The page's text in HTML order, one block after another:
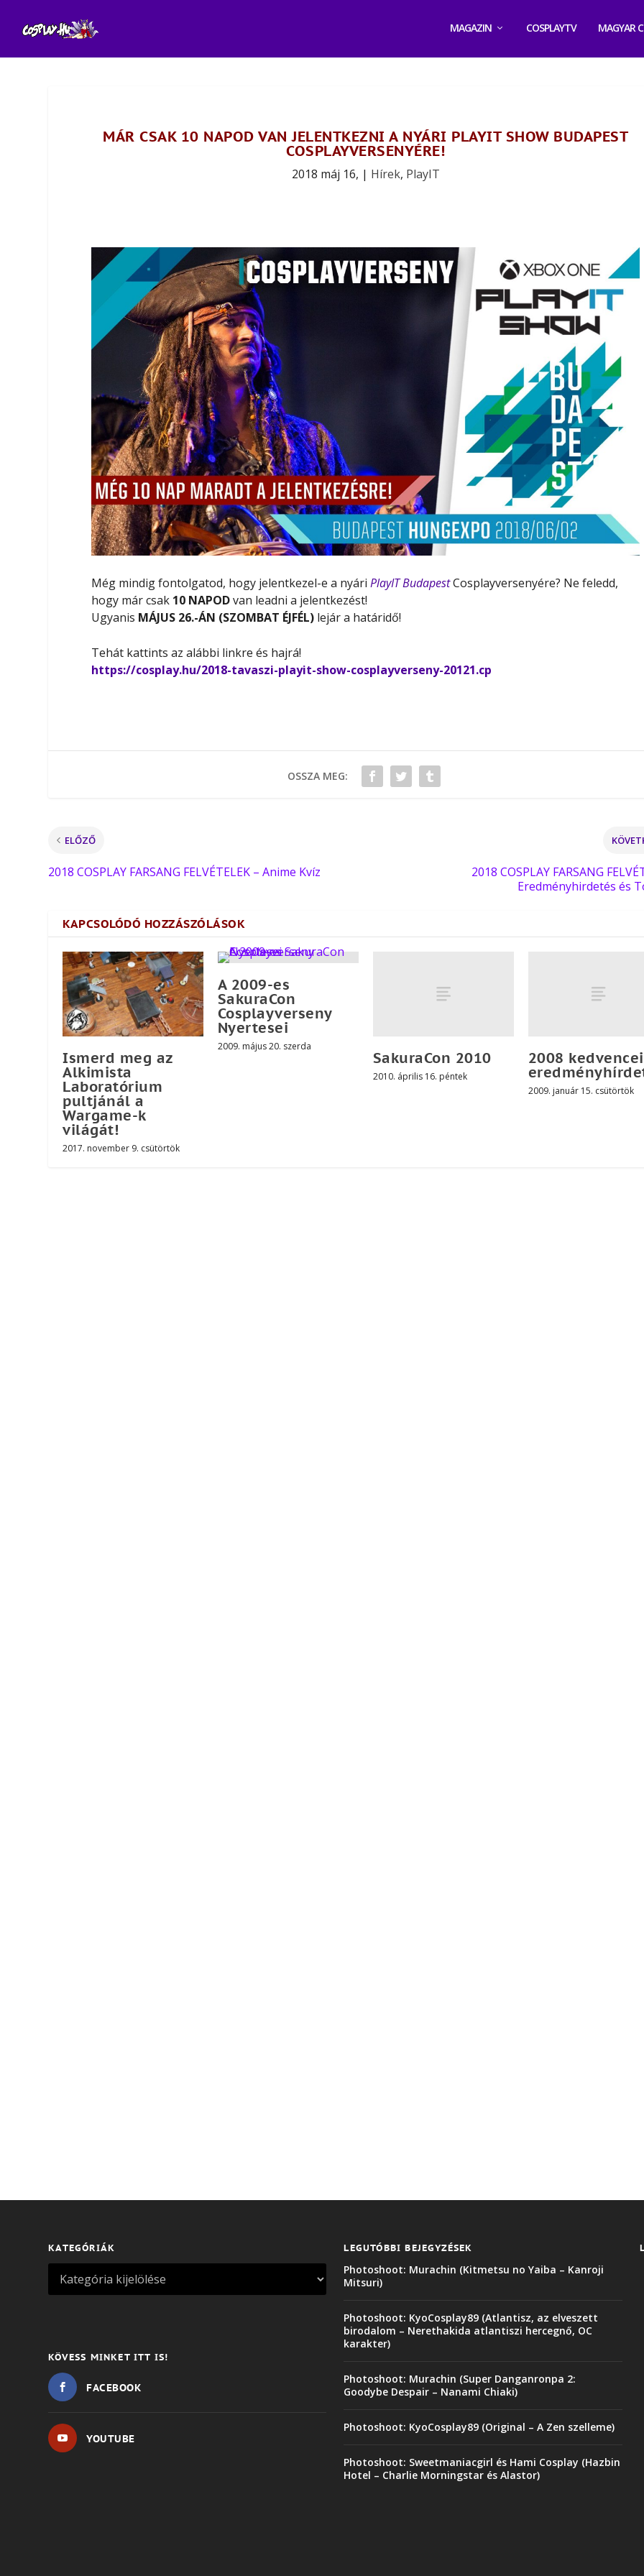
MAGAZIN COSPLAYTV MAGYAR
MÁR CSAK 10 NAPOD VAN JELENTKEZNI A NYÁRI PLAYIT SHOW BUDAPEST
COSPLAYVERSENYÉRE!
2018 máj 16, | Hírek, PlayIT
Még mindig fontolgatod, hogy jelentkezel-e a nyáriPlayIT BudapestCosplayversenyére? Ne feledd,
hogy már csak 10 NAPODvan leadni a jelentkezést!
Ugyanis MÁJUS 26.-ÁN (SZOMBAT ÉJFÉL) lejár a határidő!
Tehát kattints az alábbi linkre és hajrá!
https://cosplay.hu/2018-tavaszi-playit-show-cosplayverseny-20121.cp
OSSZA MEG:
ELŐZŐ
2018 COSPLAY FARSANG FELVÉTELEK – Anime Kvíz
2018 COSPLAY FARSANG
Eredményhirdetés és
KAPCSOLÓDÓ HOZZÁSZÓLÁSOK
Ismerd meg az
Alkimista
Laboratórium
pultjánál a
Wargame-k
világát!
2017. november 9. csütörtök
A 2009-es
SakuraCon
Cosplayverseny
Nyertesei
2009. május 20. szerda
SakuraCon 2010
2010. április 16. péntek
2008 kedvencei
2009. január 15. csütörtök
KATEGÓRIÁK
KÖVESS MINKET ITT IS!
FACEBOOK
YOUTUBE
LEGUTÓBBI BEJEGYZÉSEK
Photoshoot: Murachin (Kitmetsu no Yaiba – Kanroji
Mitsuri)
Photoshoot: KyoCosplay89 (Atlantisz, az elveszett
birodalom – Nerethakida atlantiszi hercegnő, OC
karakter)
Photoshoot: Murachin (Super Danganronpa 2:
Goodybe Despair – Nanami Chiaki)
Photoshoot: KyoCosplay89 (Original – A Zen szelleme)
Photoshoot: Sweetmaniacgirl és Hami Cosplay (Hazbin
Hotel – Charlie Morningstar és Alastor)